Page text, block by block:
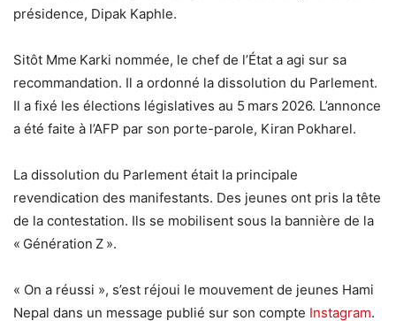
présidence, Dipak Kaphle.
Sitôt Mme Karki nommée, le chef de l’État a agi sur sa
recommandation. Il a ordonné la dissolution du Parlement.
Il a fixé les élections législatives au 5 mars 2026. L’annonce
a été faite à l’AFP par son porte-parole, Kiran Pokharel.
La dissolution du Parlement était la principale
revendication des manifestants. Des jeunes ont pris la tête
de la contestation. Ils se mobilisent sous la bannière de la
« Génération Z ».
« On a réussi », s’est réjoui le mouvement de jeunes Hami
Nepal dans un message publié sur son compte Instagram.